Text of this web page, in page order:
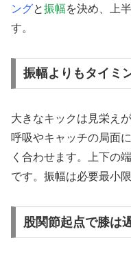
ングと振幅を決め、上
す。
振幅よりもタイミ
大きなキックは見栄え
呼吸やキャッチの局面
く合わせます。上下の
です。振幅は必要最小
股関節起点で膝は